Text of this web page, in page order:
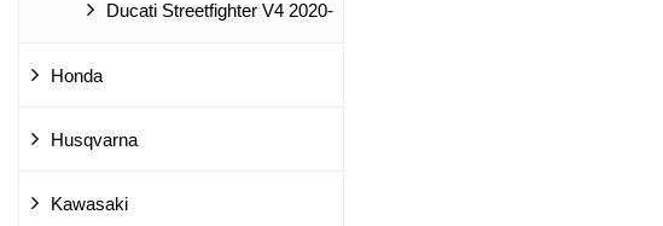
Ducati Streetfighter V4 2020-
Honda
Husqvarna
Kawasaki